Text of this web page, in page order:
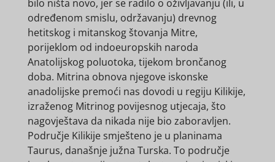
bilo ništa novo, jer se radilo o oživljavanju (ili, u
određenom smislu, održavanju) drevnog
hetitskog i mitanskog štovanja Mitre,
porijeklom od indoeuropskih naroda
Anatolijskog poluotoka, tijekom brončanog
doba. Mitrina obnova njegove iskonske
anadolijske premoći nas dovodi u regiju Kilikije,
izraženog Mitrinog povijesnog utjecaja, što
nagovještava da nikada nije bio zaboravljen.
Područje Kilikije smješteno je u planinama
Taurus, današnje južna Turska. To područje